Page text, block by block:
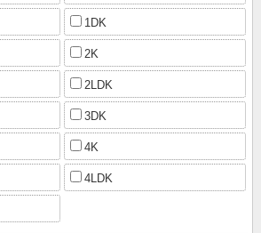
1DK
2K
2LDK
3DK
4K
4LDK